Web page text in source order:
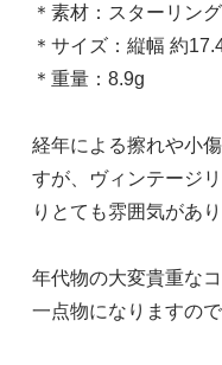
＊素材：スターリン
＊サイズ：縦幅 約
＊重量：8.9g
経年による擦れや小
すが、ヴィンテージ
りとても雰囲気があり
年代物の大変貴重な
一点物になりますの